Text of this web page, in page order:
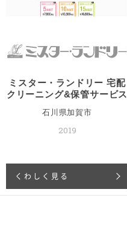
ミスター・ランドリー 宅配
クリーニング&保管サービス
石川県加賀市
2019
くわしく見る